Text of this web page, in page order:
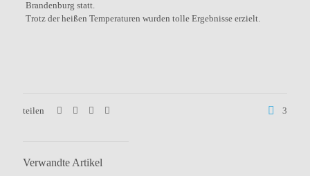
Brandenburg statt.
Trotz der heißen Temperaturen wurden tolle Ergebnisse erzielt.
teilen 3
Verwandte Artikel